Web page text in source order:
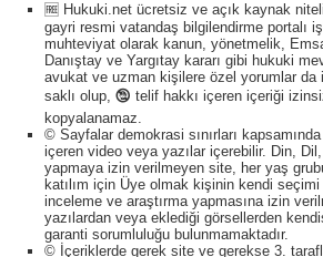
🆓 Hukuki.net ücretsiz ve açık kaynak
gayri resmi vatandaş bilgilendirme portalı
muhteviyat olarak kanun, yönetmelik,
Danıştay ve Yargıtay kararı gibi hukuki
avukat ve uzman kişilere özel yorumlar da
saklı olup, 🕲 telif hakkı içeren içeriği
kopyalanamaz.
© Sayfalar demokrasi sınırları
içeren video veya yazılar içerebilir. Din,
yapmaya izin verilmeyen site, her yaş
katılım için Üye olmak kişinin kendi
inceleme ve araştırma yapmasına izin
yazılardan veya eklediği görsellerden
garanti sorumluluğu bulunmamaktadır.
© İçeriklerde gerek site ve gerekse 3.